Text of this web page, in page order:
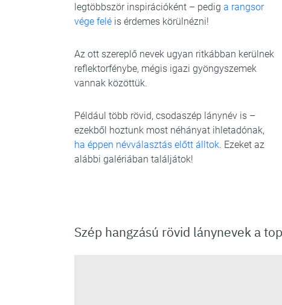
legtöbbször inspirációként – pedig a rangsor
vége felé is érdemes körülnézni!
Az ott szereplő nevek ugyan ritkábban kerülnek
reflektorfénybe, mégis igazi gyöngyszemek
vannak közöttük.
Például több rövid, csodaszép lánynév is –
ezekből hoztunk most néhányat ihletadónak,
ha éppen névválasztás előtt álltok. Ezeket az
alábbi galériában találjátok!
Szép hangzású rövid lánynevek a